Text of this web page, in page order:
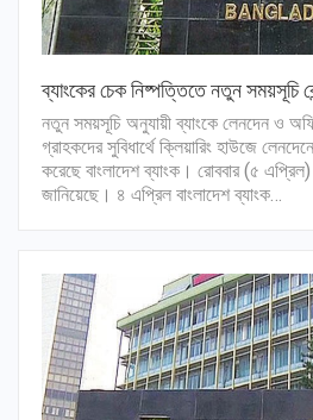
ব্যাংকের চেক নিষ্পত্তিতে নতুন সময়সূচি
নতুন সময়সূচি অনুযায়ী ব্যাংকে লেনদেন ও
গ্রাহকদের সুবিধার্থে ক্লিয়ারিং হাউজে
করেছে বাংলাদেশ ব্যাংক। রোববার (৫
জানিয়েছে। ৪ এপ্রিল বাংলাদেশ ব্যাংক…